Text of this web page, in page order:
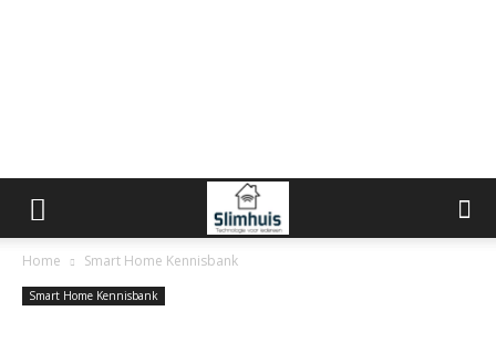
Home Smart Home Kennisbank
Smart Home Kennisbank